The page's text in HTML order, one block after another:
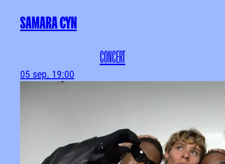
SAMARA CYN
CONCERT
05 sep. 19:00